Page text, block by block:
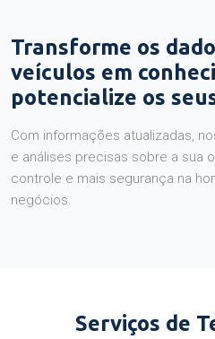
Transforme os
veículos em
potencialize os
Com informações atualizadas,
e análises precisas sobre a sua
controle e mais segurança na
negócios.
Serviços de